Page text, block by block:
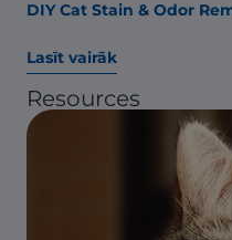
DIY Cat Stain & Odor
Lasīt vairāk
Resources